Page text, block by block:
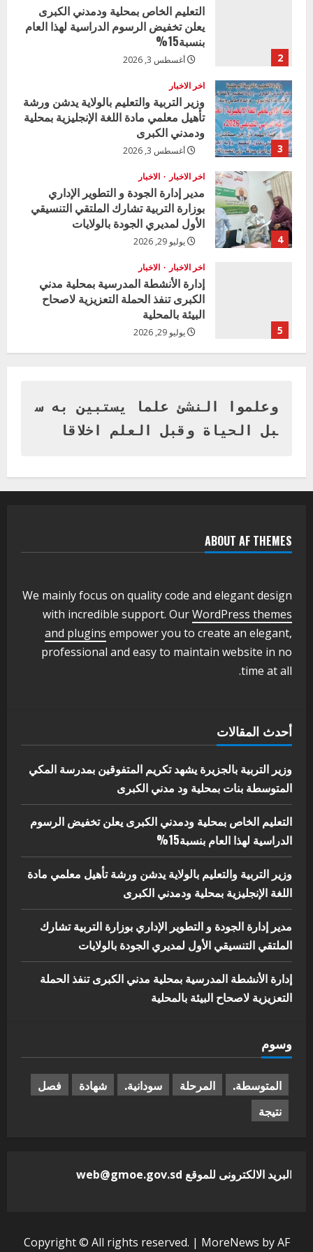
2
التعليم الخاص بمحلية ودمدني الكبرى
يعلن تخفيض الرسوم الدراسية لهذا العام
بنسبة15%
أغسطس 3, 2026
3
اخر الاخبار
وزير التربية والتعليم بالولاية يدشن ورشة
تأهيل معلمي مادة اللغة الإنجليزية بمحلية
ودمدني الكبرى
أغسطس 3, 2026
4
اخر الاخبار الاخبار
مدير إدارة الجودة و التطوير الإداري
بوزارة التربية تشارك الملتقي التنسيقي
الأول لمديري الجودة بالولايات
يوليو 29, 2026
5
اخر الاخبار الاخبار
إدارة الأنشطة المدرسية بمحلية مدني
الكبرى تنفذ الحملة التعزيزية لاصحاح
البيئة بالمحلية
يوليو 29, 2026
بنات بمحلية ود مدني الكبرى
أغسطس 3, 2026
يعلن تخفيض الرسوم الدراسية لهذا العام
بنسبة15%
3
وزير التربية والتعليم بالولاية يدشن ورشة
أغسطس 3, 2026
اخر الاخبار الاخبار
مدير إدارة الجودة و التطوير الإداري
بوزارة التربية تشارك الملتقي التنسيقي
5
البيئة بالمحلية
يوليو 29, 2026
وعلموا النشئ علما يستبين به س
بل الحياة وقبل العلم اخلاقا
ABOUT AF THEMES
We mainly focus on quality code and elegant design
with incredible support. OurWordPress themes
and plugins empower you to create an elegant,
professional and easy to maintain website in no
time at all.
أحدث المقالات
وزير التربية بالجزيرة يشهد تكريم المتفوقين بمدرسة المكي
المتوسطة بنات بمحلية ود مدني الكبرى
التعليم الخاص بمحلية ودمدني الكبرى يعلن تخفيض الرسوم
الدراسية لهذا العام بنسبة15%
وزير التربية والتعليم بالولاية يدشن ورشة تأهيل معلمي مادة
اللغة الإنجليزية بمحلية ودمدني الكبرى
مدير إدارة الجودة و التطوير الإداري بوزارة التربية تشارك
الملتقي التنسيقي الأول لمديري الجودة بالولايات
إدارة الأنشطة المدرسية بمحلية مدني الكبرى تنفذ الحملة
التعزيزية لاصحاح البيئة بالمحلية
وسوم
المتوسطة. المرحلة سودانية. شهادة
فصل
نتيجة
البريد الالكترونى للموقع web@gmoe.gov.sd
Copyright © All rights reserved. | MoreNews by AF